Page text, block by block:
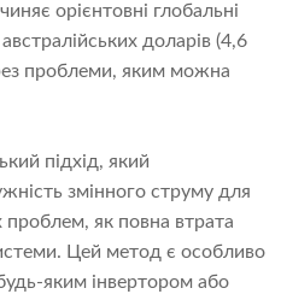
орієнтовні глобальні
доларів (4,6
проблеми, яким можна
підхід, який
змінного струму для
як повна втрата
Цей метод є особливо
яким інвертором або